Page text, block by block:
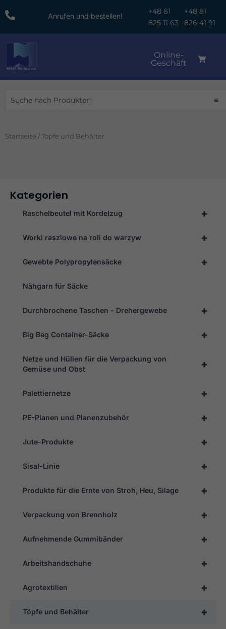
Inhalt
Anrufen und bestellen!
+48 81
825 11 63
+48 81
826 41 91
Online-
Geschäft
Startseite / Töpfe und Behälter
Kategorien
+
Raschelbeutel mit Kordelzug
+
Worki raszlowe na roli do warzyw
+
Gewebte Polypropylensäcke
Nähgarn für Säcke
+
Durchbrochene Taschen - Drehergewebe
+
Big Bag Container-Säcke
+
Netze und Hüllen für die Verpackung von
Gemüse und Obst
+
Palettiernetze
+
PE-Planen und Planenzubehör
+
Jute-Produkte
+
Sisal-Linie
+
Produkte für die Ernte von Stroh, Heu, Silage
+
Verpackung von Brennholz
+
Aufnehmende Gummibänder
+
Arbeitshandschuhe
+
Agrotextilien
+
Töpfe und Behälter